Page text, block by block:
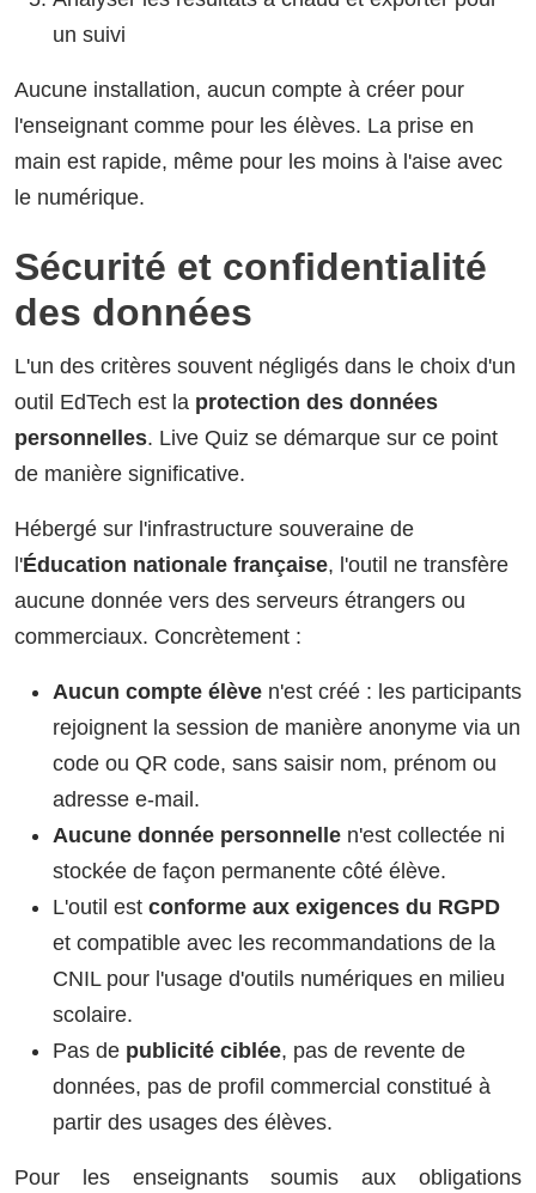
un suivi
Aucune installation, aucun compte à créer pour
l'enseignant comme pour les élèves. La prise en
main est rapide, même pour les moins à l'aise avec
le numérique.
Sécurité et confidentialité
des données
L'un des critères souvent négligés dans le choix d'un
outil EdTech est la protection des données
personnelles. Live Quiz se démarque sur ce point
de manière significative.
Hébergé sur l'infrastructure souveraine de
l'Éducation nationale française, l'outil ne transfère
aucune donnée vers des serveurs étrangers ou
commerciaux. Concrètement :
Aucun compte élève n'est créé : les participants
rejoignent la session de manière anonyme via un
code ou QR code, sans saisir nom, prénom ou
adresse e-mail.
Aucune donnée personnelle n'est collectée ni
stockée de façon permanente côté élève.
L'outil est conforme aux exigences du RGPD
et compatible avec les recommandations de la
CNIL pour l'usage d'outils numériques en milieu
scolaire.
Pas de publicité ciblée, pas de revente de
données, pas de profil commercial constitué à
partir des usages des élèves.
Pour les enseignants soumis aux obligations